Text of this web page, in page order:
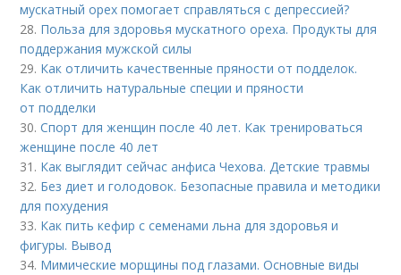
мускатный орех помогает справляться с депрессией?
28. Польза для здоровья мускатного ореха. Продукты для
поддержания мужской силы
29. Как отличить качественные пряности от подделок.
Как отличить натуральные специи и пряности
от подделки
30.Спорт для женщин после 40 лет. Как тренироваться
женщине после 40 лет
31. Как выглядит сейчас анфиса Чехова. Детские травмы
32. Без диет и голодовок. Безопасные правила и методики
для похудения
33. Как пить кефир с семенами льна для здоровья и
фигуры. Вывод
34. Мимические морщины под глазами. Основные виды